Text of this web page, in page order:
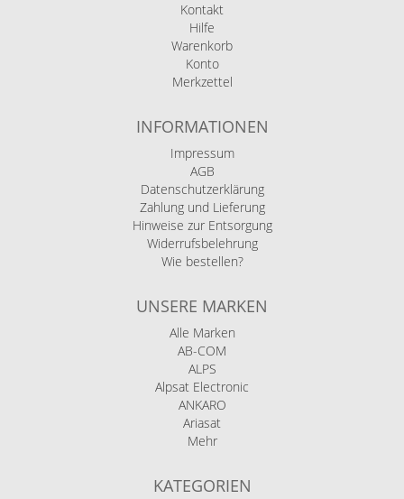
Kontakt
Hilfe
Warenkorb
Konto
Merkzettel
INFORMATIONEN
Impressum
AGB
Datenschutzerklärung
Zahlung und Lieferung
Hinweise zur Entsorgung
Widerrufsbelehrung
Wie bestellen?
UNSERE MARKEN
Alle Marken
AB-COM
ALPS
Alpsat Electronic
ANKARO
Ariasat
Mehr
KATEGORIEN